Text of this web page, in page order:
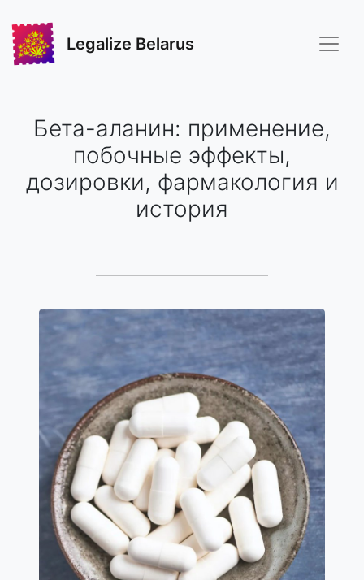
Legalize Belarus
Бета-аланин: применение,
побочные эффекты,
дозировки, фармакология и
история